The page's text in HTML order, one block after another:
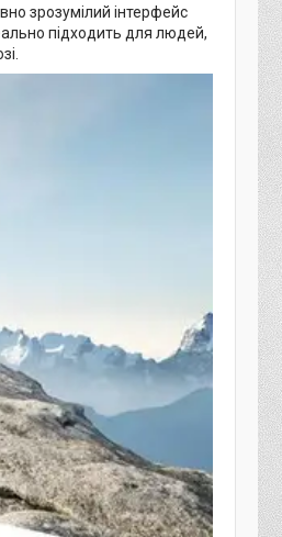
зрозумілий інтерфейс
підходить для людей,